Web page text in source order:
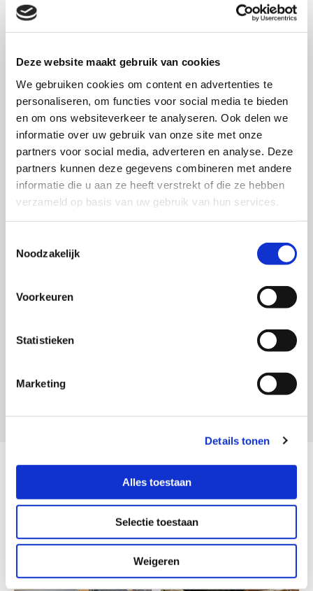
Deze website maakt gebruik van cookies
We gebruiken cookies om content en advertenties te
personaliseren, om functies voor social media te bieden
en om ons websiteverkeer te analyseren. Ook delen we
informatie over uw gebruik van onze site met onze
partners voor social media, adverteren en analyse. Deze
partners kunnen deze gegevens combineren met andere
informatie die u aan ze heeft verstrekt of die ze hebben
verzameld op basis van uw gebruik van hun services.
Noodzakelijk
Voorkeuren
Statistieken
Marketing
Details tonen
Alles toestaan
Selectie toestaan
Weigeren
graven, grondverbetering toepassen en
bouwwegen aanleggen
Woonrijp maken: bestraten en aanleggen van
tuinstroken
Neem direct contact met ons op
Een impressie van onze
werkzaamheden